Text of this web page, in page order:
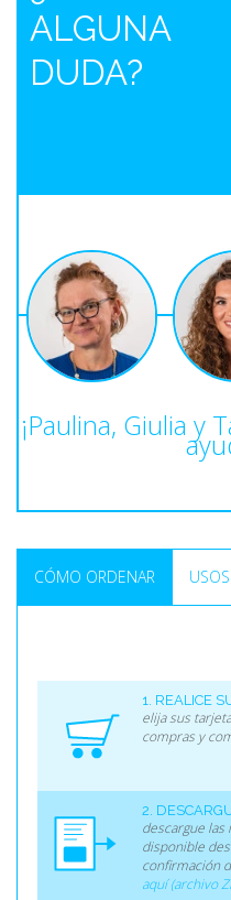
ALGUNA
DUDA?
¡Paulina, Giulia y
CÓMO ORDENAR
1. REALICE
elija sus
compras y
2.
descargue las
disponible
confirmación
aquí (archivo